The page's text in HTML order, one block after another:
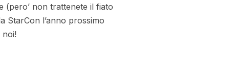
(pero’ non trattenete il fiato
StarCon l’anno prossimo
noi!